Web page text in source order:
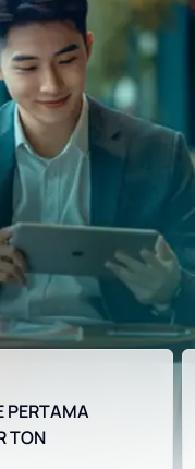
PERTAMA
TON